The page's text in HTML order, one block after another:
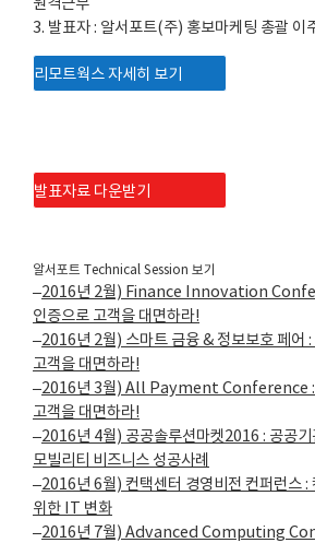
3. 발표자 : 알서포트(주) 홍보마케팅 총괄 이
리모트웍스 자세히 보기
발표자료 다운받기
알서포트 Technical Session 보기
–2016년 2월) Finance Innovation
인증으로 고객을 대면하라!
–2016년 2월) 스마트 금융 & 정보보호 페어
고객을 대면하라!
–2016년 3월) All Payment Conference :
고객을 대면하라!
–2016년 4월) 공공솔루션마켓2016 : 공공기
모빌리티 비즈니스 성공사례
–2016년 6월) 컨택센터 경영비전 컨퍼런스 :
위한 IT 변화
–2016년 7월) Advanced Computing